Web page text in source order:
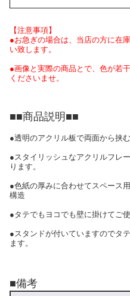
【注意事項】
●お急ぎの場合は、当店の方に在
い致します。
●画像と実際の商品とで、色が若
くださいませ。
■■商品説明■■
●透明のアクリル板で両面から挟
●スタイリッシュなアクリルフレ
ります。
●色紙の厚みに合わせてスペース
構造
●タテでもヨコでも壁に掛けてご
●スタンドが付いていますのでタ
ます。
■備考